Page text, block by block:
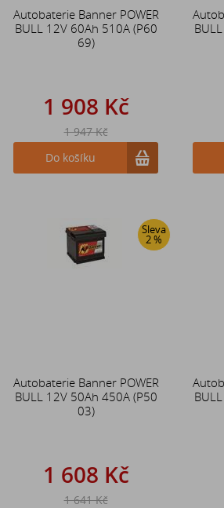
Autobaterie Banner POWER
BULL 12V 60Ah 510A (P60
69)
1 908 Kč
1 947 Kč
Do košíku
Sleva
2 %
Autobaterie Banner POWER
BULL 12V 50Ah 450A (P50
03)
1 608 Kč
1 641 Kč